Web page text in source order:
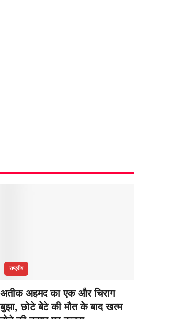
राष्ट्रीय
अतीक अहमद का एक और चिराग
बुझा, छोटे बेटे की मौत के बाद खत्म